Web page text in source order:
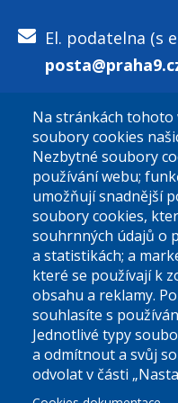
El. podatelna (s
El. podatelna
Úřední dny:
Po a St: 08.00-
Úřední hodiny
Na stránkách tohoto
soubory cookies
Nezbytné soubory
používání webu;
umožňují snadnější
soubory cookies,
souhrnných údajů o
a statistikách; a
které se používají k
obsahu a reklamy.
souhlasíte s
Jednotlivé typy
a odmítnout a svůj
odvolat v části